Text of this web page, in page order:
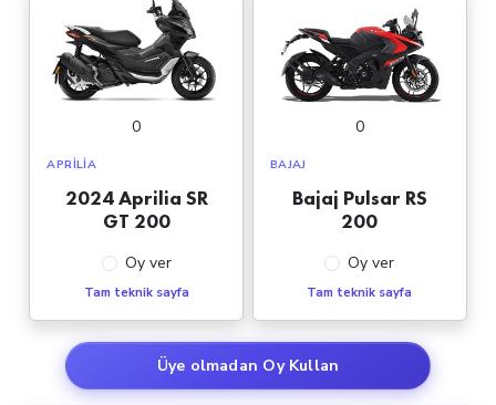
0
APRILIA
2024 Aprilia SR
GT 200
Oy ver
Tam teknik sayfa
0
BAJAJ
Bajaj Pulsar RS
200
Oy ver
Tam teknik sayfa
Üye olmadan Oy Kullan